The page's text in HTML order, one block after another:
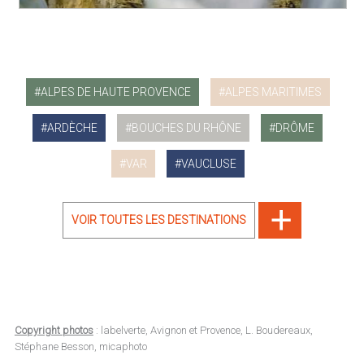
ALPES DE HAUTE PROVENCE ALPES MARITIMES
ARDÈCHE BOUCHES DU RHÔNE DRÔME
VAR VAUCLUSE
VOIR TOUTES LES DESTINATIONS
Copyright photos: labelverte, Avignon et Provence, L. Boudereaux,
Stéphane Besson, micaphoto